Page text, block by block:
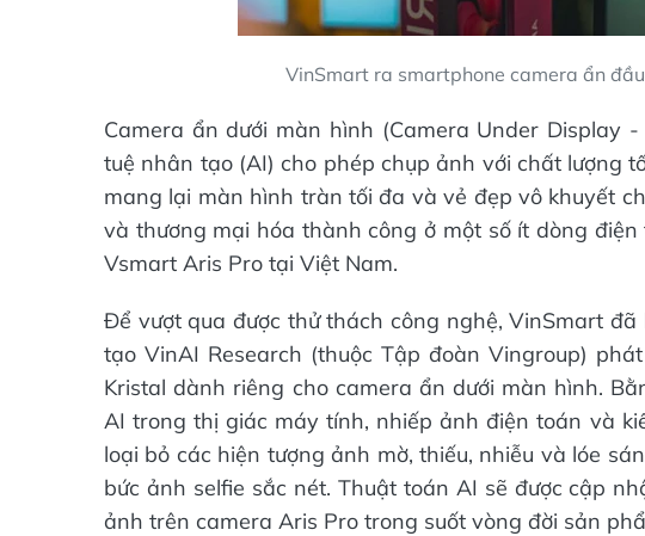
VinSmart ra smartphone camera ẩn
Camera ẩn dưới màn hình (Camera Under Display
tuệ nhân tạo (AI) cho phép chụp ảnh với chất lượng
mang lại màn hình tràn tối đa và vẻ đẹp vô khuyết
và thương mại hóa thành công ở một số ít dòng
Vsmart Aris Pro tại Việt Nam.
Để vượt qua được thử thách công nghệ, VinSmart
tạo VinAI Research (thuộc Tập đoàn Vingroup)
Kristal dành riêng cho camera ẩn dưới màn hình.
AI trong thị giác máy tính, nhiếp ảnh điện toán và
loại bỏ các hiện tượng ảnh mờ, thiếu, nhiễu và lóe
bức ảnh selfie sắc nét. Thuật toán AI sẽ được cập
ảnh trên camera Aris Pro trong suốt vòng đời sản